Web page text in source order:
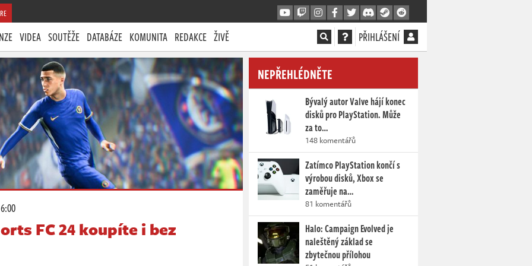
VIDEA SOUTĚŽE DATABÁZE KOMUNITA REDAKCE ŽIVĚ PŘIHLÁŠENÍ
FC 24 koupíte i bez
NEPŘEHLÉDNĚTE
Bývalý autor Valve hájí konec
disků pro PlayStation. Může
za to…
148 komentářů
Zatímco PlayStation končí s
výrobou disků, Xbox se
zaměřuje na…
81 komentářů
Halo: Campaign Evolved je
naleštěný základ se
zbytečnou přílohou